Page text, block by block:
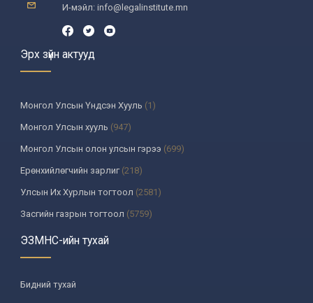
И-мэйл: info@legalinstitute.mn
Эрх зүйн актууд
Монгол Улсын Үндсэн Хууль (1)
Монгол Улсын хууль (947)
Монгол Улсын олон улсын гэрээ (699)
Ерөнхийлөгчийн зарлиг(218)
Улсын Их Хурлын тогтоол (2581)
Засгийн газрын тогтоол (5759)
Үндсэн хуулийн цэцийн шийдвэр
Улсын дээд шүүхийн тогтоол
УИХ-аас томилогддог байгууллагын дарга, түүнтэй адилтгах албан
тушаалтны шийдвэр
ЭЗМНС-ийн тухай
Бидний тухай